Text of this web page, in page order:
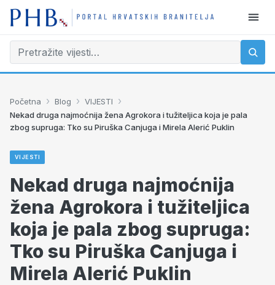
Početna › Blog › VIJESTI ›
Nekad druga najmoćnija žena Agrokora i tužiteljica koja je pala
zbog supruga: Tko su Piruška Canjuga i Mirela Alerić Puklin
VIJESTI
Nekad druga najmoćnija
žena Agrokora i tužiteljica
koja je pala zbog supruga:
Tko su Piruška Canjuga i
Mirela Alerić Puklin